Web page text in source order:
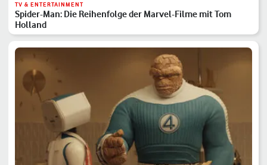
TV & ENTERTAINMENT
Spider-Man: Die Reihenfolge der Marvel-Filme mit Tom
Holland